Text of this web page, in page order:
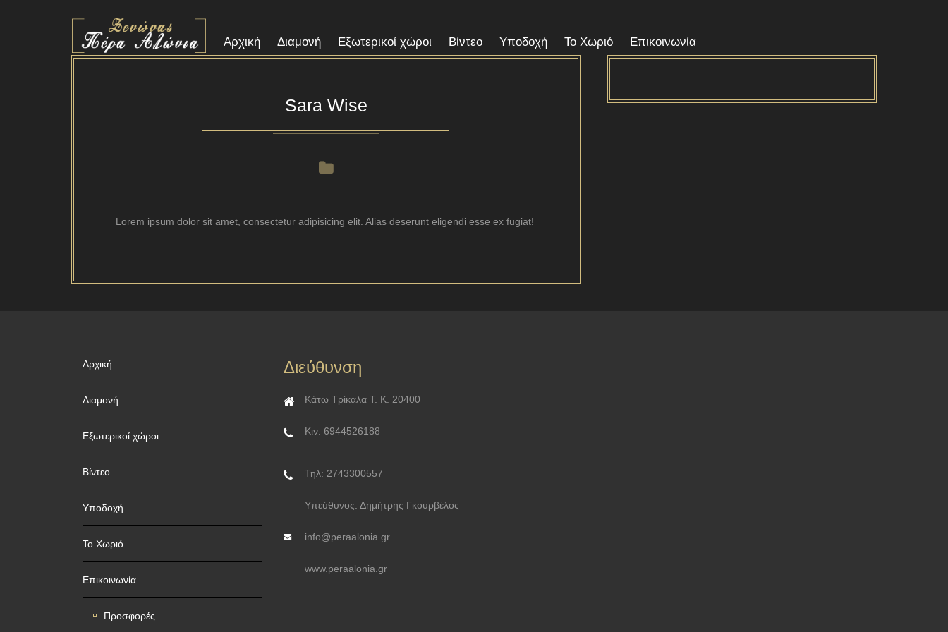
Αρχική Διαμονή Εξωτερικοί χώροι Βίντεο Υποδοχή Το Χωριό Επικοινωνία
Sara Wise
Lorem ipsum dolor sit amet, consectetur adipisicing elit. Alias deserunt eligendi esse ex fugiat!
Αρχική
Διαμονή
Εξωτερικοί χώροι
Βίντεο
Υποδοχή
Το Χωριό
Επικοινωνία
Προσφορές
Διεύθυνση
Κάτω Τρίκαλα Τ. Κ. 20400
Κιν: 6944526188
Τηλ: 2743300557
Υπεύθυνος: Δημήτρης Γκουρβέλος
info@peraalonia.gr
www.peraalonia.gr